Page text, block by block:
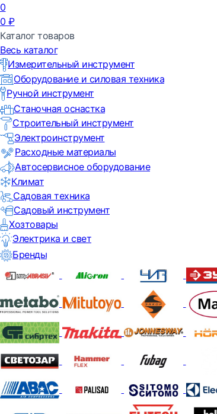
0
0 ₽
Каталог товаров
Весь каталог
Измерительный инструмент
Оборудование и силовая техника
Ручной инструмент
Станочная оснастка
Строительный инструмент
Электроинструмент
Расходные материалы
Автосервисное оборудование
Климат
Садовая техника
Садовый инструмент
Хозтовары
Электрика и свет
Бренды